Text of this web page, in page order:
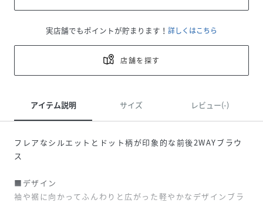
実店舗でもポイントが貯まります！ 詳しくはこちら
店舗を探す
アイテム説明 サイズ レビュー(-)
フレアなシルエットとドット柄が印象的な前後2WAYブラウ
ス
■デザイン
袖や裾に向かってふんわりと広がった軽やかなデザインブラ